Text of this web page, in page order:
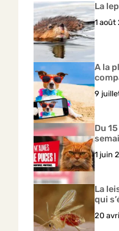
La
1 août
A la
9
Du
1 juin
La
qui
20